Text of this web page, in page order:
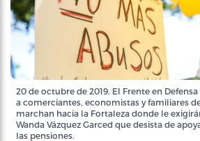
20 de octubre de 2019. El Frente en
a comerciantes, economistas y familiares
marchan hacia la Fortaleza donde le
Wanda Vázquez Garced que desista de
las pensiones.